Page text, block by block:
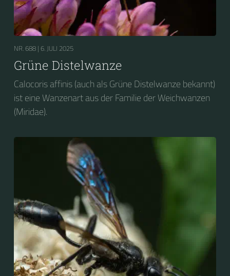
NR. 688 | 6. JULI 2025
Grüne Distelwanze
Calocoris affinis (auch als Grüne Distelwanze bekannt)
ist eine Wanzenart aus der Familie der Weichwanzen
(Miridae).